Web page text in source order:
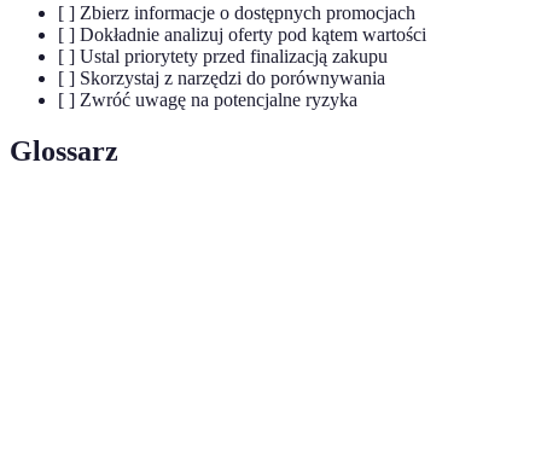
[ ] Zbierz informacje o dostępnych promocjach
[ ] Dokładnie analizuj oferty pod kątem wartości
[ ] Ustal priorytety przed finalizacją zakupu
[ ] Skorzystaj z narzędzi do porównywania
[ ] Zwróć uwagę na potencjalne ryzyka
Glossarz